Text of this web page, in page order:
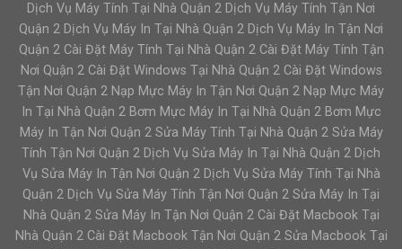
Dịch Vụ Máy Tính Tại Nhà Quận 2 Dịch Vụ Máy Tính Tận Nơi
Quận 2 Dịch Vụ Máy In Tại Nhà Quận 2 Dịch Vụ Máy In Tận Nơi
Quận 2 Cài Đặt Máy Tính Tại Nhà Quận 2 Cài Đặt Máy Tính Tận
Nơi Quận 2 Cài Đặt Windows Tại Nhà Quận 2 Cài Đặt Windows
Tận Nơi Quận 2 Nạp Mực Máy In Tận Nơi Quận 2 Nạp Mực Máy
In Tại Nhà Quận 2 Bơm Mực Máy In Tại Nhà Quận 2 Bơm Mực
Máy In Tận Nơi Quận 2 Sửa Máy Tính Tại Nhà Quận 2 Sửa Máy
Tính Tận Nơi Quận 2 Dịch Vụ Sửa Máy In Tại Nhà Quận 2 Dịch
Vụ Sửa Máy In Tận Nơi Quận 2 Dịch Vụ Sửa Máy Tính Tại Nhà
Quận 2 Dịch Vụ Sửa Máy Tính Tận Nơi Quận 2 Sửa Máy In Tại
Nhà Quận 2 Sửa Máy In Tận Nơi Quận 2 Cài Đặt Macbook Tại
Nhà Quận 2 Cài Đặt Macbook Tận Nơi Quận 2 Sửa Macbook Tại